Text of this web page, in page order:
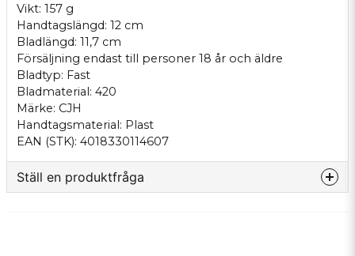
Vikt: 157 g
Handtagslängd: 12 cm
Bladlängd: 11,7 cm
Försäljning endast till personer 18 år och äldre
Bladtyp: Fast
Bladmaterial: 420
Märke: CJH
Handtagsmaterial: Plast
EAN (STK): 4018330114607
Ställ en produktfråga